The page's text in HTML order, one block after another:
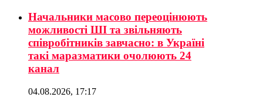
Начальники масово переоцінюють
можливості ШІ та звільняють
співробітників завчасно: в Україні
такі маразматики очолюють 24
канал
04.08.2026, 17:17